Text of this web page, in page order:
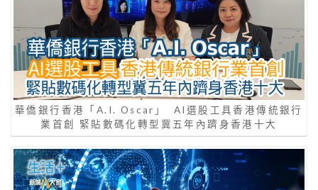
華僑銀行香港「A.I. Oscar」 AI選股工具香港傳統銀行
業首創 緊貼數碼化轉型冀五年內躋身香港十大